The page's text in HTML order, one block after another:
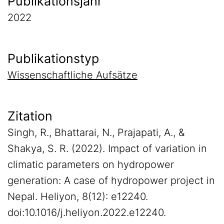
2022
Publikationstyp
Wissenschaftliche Aufsätze
Zitation
Singh, R., Bhattarai, N., Prajapati, A., &
Shakya, S. R. (2022). Impact of variation in
climatic parameters on hydropower
generation: A case of hydropower project in
Nepal. Heliyon, 8(12): e12240.
doi:10.1016/j.heliyon.2022.e12240.